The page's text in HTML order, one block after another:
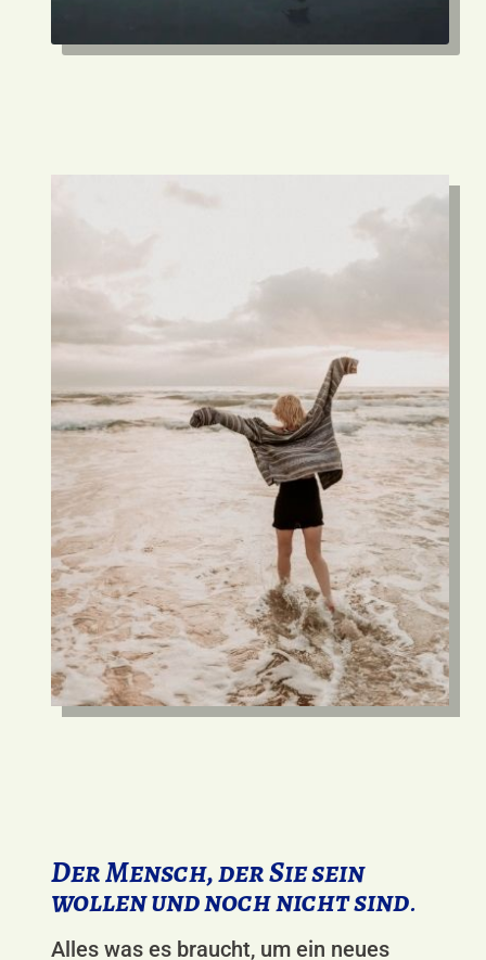
Der Mensch, der Siesein
wollen und noch nicht sind.
Alles was es braucht, um ein neues